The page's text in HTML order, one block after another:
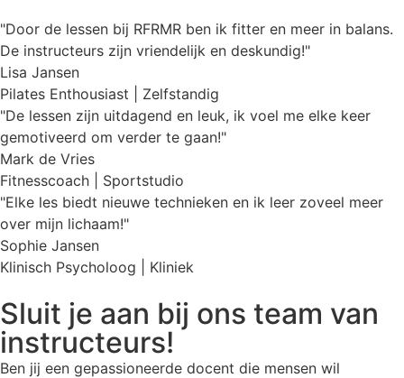
"Door de lessen bij RFRMR ben ik fitter en meer in balans.
De instructeurs zijn vriendelijk en deskundig!"
Lisa Jansen
Pilates Enthousiast | Zelfstandig
"De lessen zijn uitdagend en leuk, ik voel me elke keer
gemotiveerd om verder te gaan!"
Mark de Vries
Fitnesscoach | Sportstudio
"Elke les biedt nieuwe technieken en ik leer zoveel meer
over mijn lichaam!"
Sophie Jansen
Klinisch Psycholoog | Kliniek
Sluit je aan bij ons team van
instructeurs!
Ben jij een gepassioneerde docent die mensen wil